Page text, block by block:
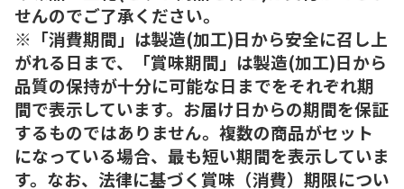
せんのでご了承ください。
※「消費期間」は製造(加工)日から安全に召し上
がれる日まで、「賞味期間」は製造(加工)日から
品質の保持が十分に可能な日までをそれぞれ期
間で表示しています。お届け日からの期間を保証
するものではありません。複数の商品がセット
になっている場合、最も短い期間を表示していま
す。なお、法律に基づく賞味（消費）期限につい